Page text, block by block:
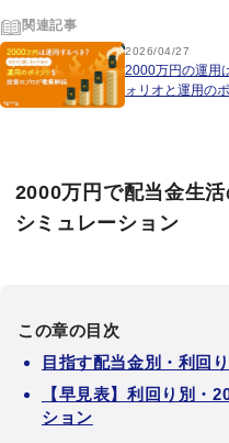
関連記事
2026/04/27
2000万円の運用
ォリオと運用の
2000万円で配当金生
シミュレーション
この章の目次
目指す配当金別・利回
【早見表】利回り別・
ション